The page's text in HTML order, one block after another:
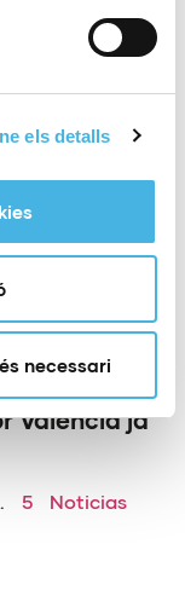
els detalls
necessari
a acollir
a
València ja
5
Noticias